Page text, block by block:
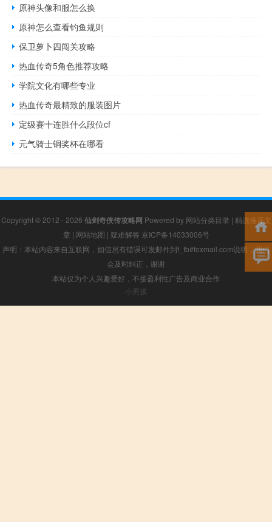
原神头像和服怎么换
原神怎么查看钓鱼规则
保卫萝卜四闯关攻略
热血传奇5角色推荐攻略
学院文化有哪些专业
热血传奇最精致的服装图片
定级赛十连胜什么段位cf
元气骑士铜奖杯在哪看
Copyright © 2012 - 2026 仙剑奇侠传攻略网 Powered by 网站分类目录 | 精选推荐文
章 | 网站地图 | 疑难解答 京ICP备14033006号
声明：本站内容来自互联网，如信息有错误可发邮件到f_fb#foxmail.com说明，我们
会及时纠正，谢谢
本站仅为个人兴趣爱好，不接盈利性广告及商业合作
小男孩